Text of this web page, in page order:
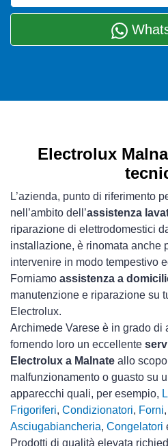
Electrolux
L’azienda, punto di riferimento
nell’ambito dell’assistenza
riparazione di elettrodomestici
installazione, è rinomata anche
intervenire in modo tempestivo
Forniamo assistenza a
manutenzione e riparazione su
Electrolux.
Archimede Varese è in grado di
fornendo loro un eccellente
Electrolux a Malnate allo
malfunzionamento o guasto su
apparecchi quali, per esempio,
Frigoriferi, Condizionatori, Forni,
Asciugabiancheria, Congelatori
Prodotti di qualità elevata